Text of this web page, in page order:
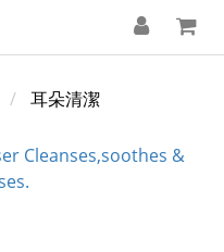
耳朵清潔